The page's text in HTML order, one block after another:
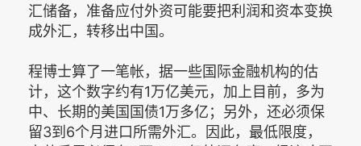
汇储备，准备应付外资可能要把利润和资本变换
成外汇，转移出中国。
程博士算了一笔帐，据一些国际金融机构的估
计，这个数字约有1万亿美元，加上目前，多为
中、长期的美国国债1万多亿；另外，还必须保
留3到6个月进口所需外汇。因此，最低限度，